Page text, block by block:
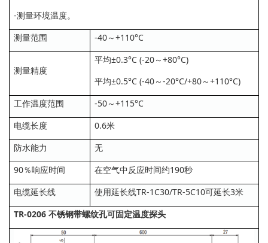
-测量环境温度。
测量范围
-40～+110°C
测量精度
平均±0.3°C (-20～+80°C)
平均±0.5°C (-40～-20°C/+80～+110°C)
工作温度范围
-50～+115°C
电缆长度
0.6米
防水能力
无
90％响应时间
在空气中反应时间约190秒
电缆延长线
使用延长线TR-1C30/TR-5C10可延长3米
TR-0206 不锈钢带螺纹孔可固定温度探头